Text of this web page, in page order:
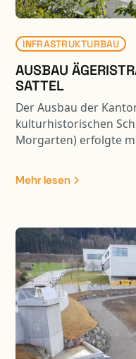
INFRASTRUKTURBAU
AUSBAU
SATTEL
Der Ausbau der
kulturhistorischen
Morgarten) erfolgte
kurvigen und steilen
normkonforme
Verhältnis zu
ergaben sich auf der
Felsabträge und
Die diversen
fundiert.
Mehr lesen